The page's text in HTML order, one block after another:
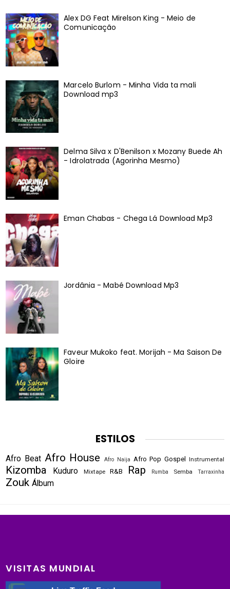
Alex DG Feat Mirelson King - Meio de
Comunicação
Marcelo Burlom - Minha Vida ta mali
Download mp3
Delma Silva x D'Benilson x Mozany Buede Ah
- Idrolatrada (Agorinha Mesmo)
Eman Chabas - Chega Lá Download Mp3
Jordânia - Mabé Download Mp3
Faveur Mukoko feat. Morijah - Ma Saison De
Gloire
ESTILOS
Afro Beat Afro House Afro Naija Afro Pop Gospel Instrumental
Kizomba Kuduro Mixtape R&B Rap Rumba Semba Tarraxinha
Zouk Álbum
VISITAS MUNDIAL